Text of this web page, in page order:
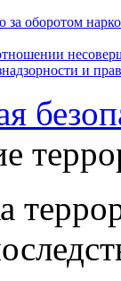
за оборотом
и